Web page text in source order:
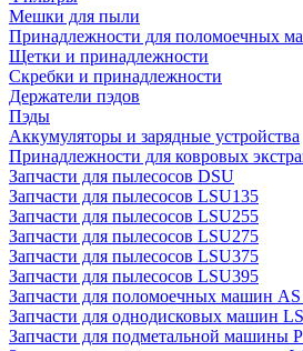
Мешки для пыли
Принадлежности для поломоечных
Щетки и принадлежности
Скребки и принадлежности
Держатели пэдов
Пэды
Аккумуляторы и зарядные устройства
Принадлежности для ковровых
Запчасти для пылесосов DSU
Запчасти для пылесосов LSU135
Запчасти для пылесосов LSU255
Запчасти для пылесосов LSU275
Запчасти для пылесосов LSU375
Запчасти для пылесосов LSU395
Запчасти для поломоечных машин AS
Запчасти для однодисковых машин
Запчасти для подметальной машины